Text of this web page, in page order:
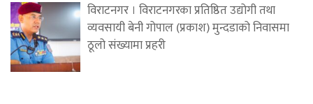
विराटनगर । विराटनगरका प्रतिष्ठित उद्योगी तथा
व्यवसायी बेनी गोपाल (प्रकाश) मुन्दडाको निवासमा
ठूलो संख्यामा प्रहरी